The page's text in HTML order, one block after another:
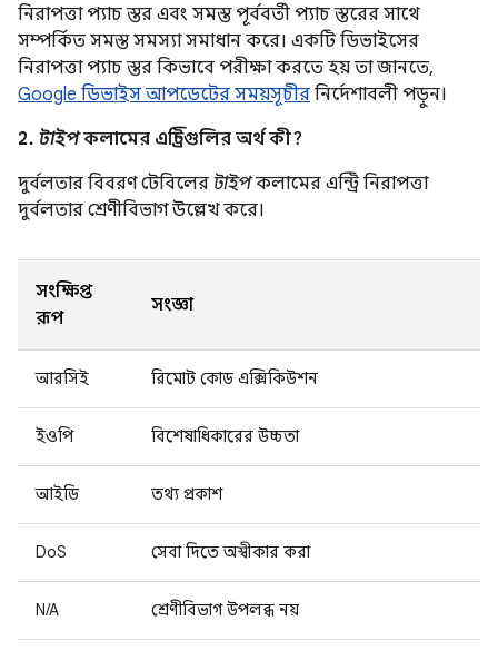
নিরাপত্তা প্যাচ স্তর এবং সমস্ত পূর্ববর্তী প্যাচ স্তরের সাথে
সম্পর্কিত সমস্ত সমস্যা সমাধান করে। একটি ডিভাইসের
নিরাপত্তা প্যাচ স্তর কিভাবে পরীক্ষা করতে হয় তা জানতে,
Google ডিভাইস আপডেটের সময়সূচীর নির্দেশাবলী পড়ুন।
2. টাইপকলামের এন্ট্রিগুলির অর্থ কী?
দুর্বলতার বিবরণ টেবিলের টাইপকলামের এন্ট্রি নিরাপত্তা
দুর্বলতার শ্রেণীবিভাগ উল্লেখ করে।
সংক্ষিপ্ত
রূপ
সংজ্ঞা
আরসিই রিমোট কোড এক্সিকিউশন
ইওপি বিশেষাধিকারের উচ্চতা
আইডি তথ্য প্রকাশ
DoS সেবা দিতে অস্বীকার করা
N/A শ্রেণীবিভাগ উপলব্ধ নয়